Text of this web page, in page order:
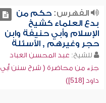
الفهرس:حكم من
بدع العلماء كشيخ
الإسلام وأبي حنيفة وابن
حجر وغيرهم , الأسئلة
للشيخ: عبد المحسن العباد
جزء من محاضرة ( شرح سنن أبي
داود [518])